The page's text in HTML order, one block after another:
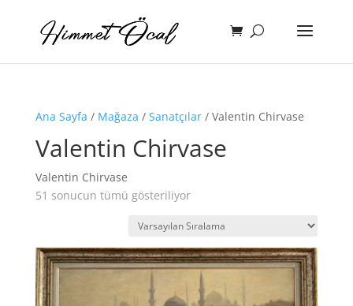
Ana Sayfa / Mağaza / Sanatçılar/ Valentin Chirvase
Valentin Chirvase
Valentin Chirvase
51 sonucun tümü gösteriliyor